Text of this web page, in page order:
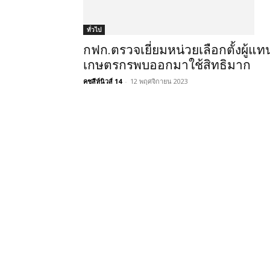
ทั่วไป
กฟก.ตรวจเยี่ยมหน่วยเลือกตั้งผู้แท
เกษตรกรพบออกมาใช้สิทธิมาก
คชสีห์นิวส์ 14 - 12 พฤศจิกายน 2023